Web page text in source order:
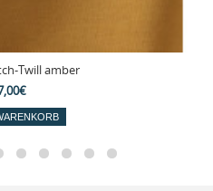
Twill amber